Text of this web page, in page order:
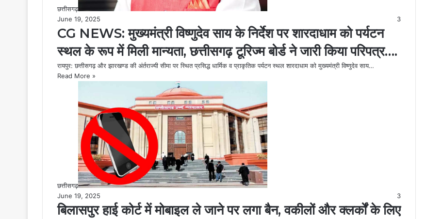
छत्तीसगढ़
June 19, 2025
3
CG NEWS: मुख्यमंत्री विष्णुदेव साय के निर्देश पर शारदाधाम को पर्यटन
स्थल के रूप में मिली मान्यता, छत्तीसगढ़ टूरिज्म बोर्ड ने जारी किया परिपत्र….
रायपुर: छत्तीसगढ़ और झारखण्ड की अंर्तराज्यी सीमा पर स्थित प्रसिद्ध धार्मिक व प्राकृतिक पर्यटन स्थल शारदाधाम को मुख्यमंत्री विष्णुदेव साय…
Read More »
छत्तीसगढ़
June 19, 2025
3
बिलासपुर हाई कोर्ट में मोबाइल ले जाने पर लगा बैन, वकीलों और क्लर्कों के लिए